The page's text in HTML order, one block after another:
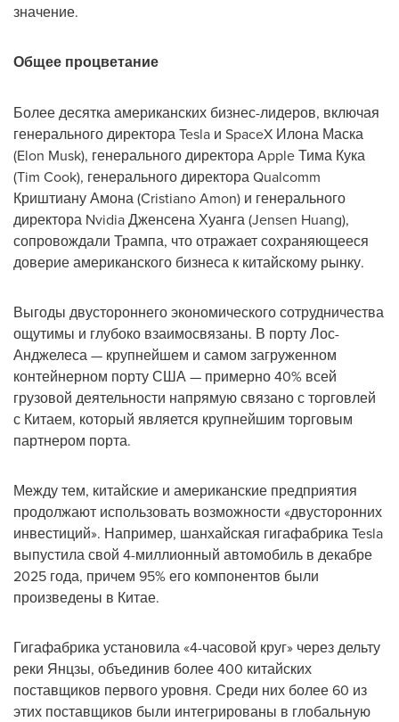
значение.
Общее процветание
Более десятка американских бизнес-лидеров, включая
генерального директора Tesla и SpaceX Илона Маска
(Elon Musk), генерального директора Apple Тима Кука
(Tim Cook), генерального директора Qualcomm
Криштиану Амона (Cristiano Amon) и генерального
директора Nvidia Дженсена Хуанга (Jensen Huang),
сопровождали Трампа, что отражает сохраняющееся
доверие американского бизнеса к китайскому рынку.
Выгоды двустороннего экономического сотрудничества
ощутимы и глубоко взаимосвязаны. В порту Лос-
Анджелеса — крупнейшем и самом загруженном
контейнерном порту США — примерно 40% всей
грузовой деятельности напрямую связано с торговлей
с Китаем, который является крупнейшим торговым
партнером порта.
Между тем, китайские и американские предприятия
продолжают использовать возможности «двусторонних
инвестиций». Например, шанхайская гигафабрика Tesla
выпустила свой 4-миллионный автомобиль в декабре
2025 года, причем 95% его компонентов были
произведены в Китае.
Гигафабрика установила «4-часовой круг» через дельту
реки Янцзы, объединив более 400 китайских
поставщиков первого уровня. Среди них более 60 из
этих поставщиков были интегрированы в глобальную